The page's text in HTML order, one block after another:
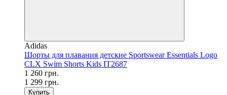
Adidas
Шорты для плавания детские Sportswear Essentials Logo
CLX Swim Shorts Kids IT2687
1 260 грн.
1 299 грн.
Купить